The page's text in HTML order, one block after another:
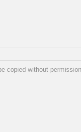
copied without